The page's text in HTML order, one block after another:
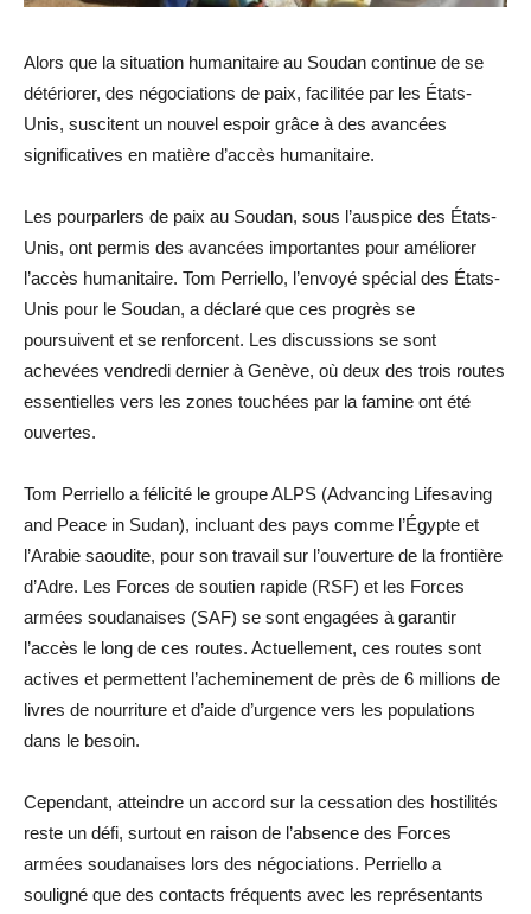
Alors que la situation humanitaire au Soudan continue de se
détériorer, des négociations de paix, facilitée par les États-
Unis, suscitent un nouvel espoir grâce à des avancées
significatives en matière d’accès humanitaire.
Les pourparlers de paix au Soudan, sous l’auspice des États-
Unis, ont permis des avancées importantes pour améliorer
l’accès humanitaire. Tom Perriello, l’envoyé spécial des États-
Unis pour le Soudan, a déclaré que ces progrès se
poursuivent et se renforcent. Les discussions se sont
achevées vendredi dernier à Genève, où deux des trois routes
essentielles vers les zones touchées par la famine ont été
ouvertes.
Tom Perriello a félicité le groupe ALPS (Advancing Lifesaving
and Peace in Sudan), incluant des pays comme l’Égypte et
l’Arabie saoudite, pour son travail sur l’ouverture de la frontière
d’Adre. Les Forces de soutien rapide (RSF) et les Forces
armées soudanaises (SAF) se sont engagées à garantir
l’accès le long de ces routes. Actuellement, ces routes sont
actives et permettent l’acheminement de près de 6 millions de
livres de nourriture et d’aide d’urgence vers les populations
dans le besoin.
Cependant, atteindre un accord sur la cessation des hostilités
reste un défi, surtout en raison de l’absence des Forces
armées soudanaises lors des négociations. Perriello a
souligné que des contacts fréquents avec les représentants